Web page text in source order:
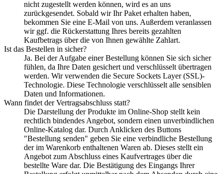
nicht zugestellt werden können, wird es an uns
zurückgesendet. Sobald wir Ihr Paket erhalten haben,
bekommen Sie eine E-Mail von uns. Außerdem veranlassen
wir ggf. die Rückerstattung Ihres bereits gezahlten
Kaufbetrags über die von Ihnen gewählte Zahlart.
Ist das Bestellen in sicher?
Ja. Bei der Aufgabe einer Bestellung können Sie sich sicher
fühlen, da Ihre Daten gesichert und verschlüsselt übertragen
werden. Wir verwenden die Secure Sockets Layer (SSL)-
Technologie. Diese Technologie verschlüsselt alle sensiblen
Daten und Informationen.
Wann findet der Vertragsabschluss statt?
Die Darstellung der Produkte im Online-Shop stellt kein
rechtlich bindendes Angebot, sondern einen unverbindlichen
Online-Katalog dar. Durch Anklicken des Buttons
"Bestellung senden" geben Sie eine verbindliche Bestellung
der im Warenkorb enthaltenen Waren ab. Dieses stellt ein
Angebot zum Abschluss eines Kaufvertrages über die
bestellte Ware dar. Die Bestätigung des Eingangs Ihrer